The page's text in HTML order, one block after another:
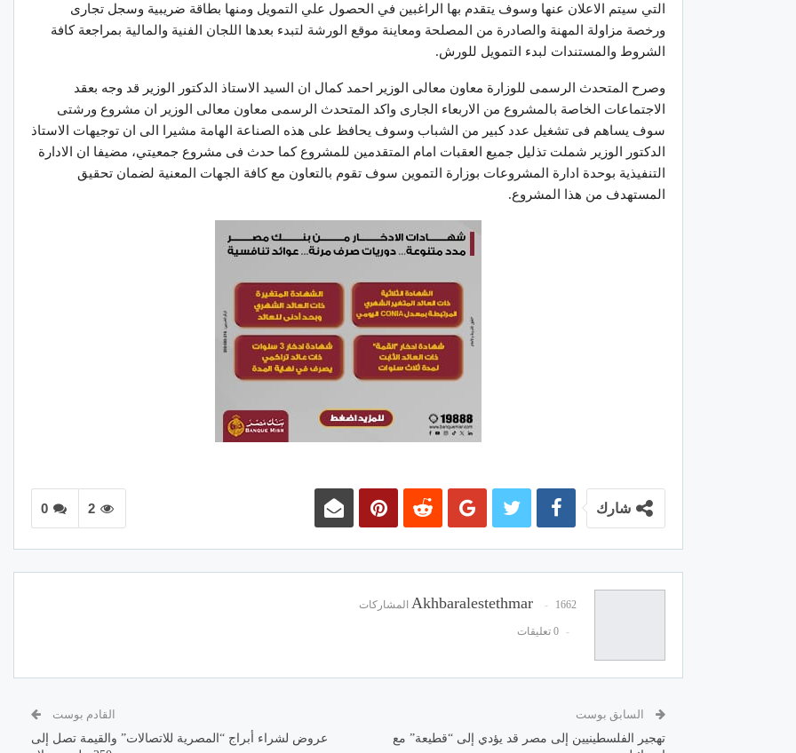
التي سيتم الاعلان عنها وسوف يتقدم بها الراغبين في الحصول علي التمويل ومنها بطاقة ضريبية وسجل تجارى
ورخصة مزاولة المهنة والصادرة من المصلحة ومعاينة موقع الورشة لتبدء بعدها اللجان الفنية والمالية بمراجعة كافة
الشروط والمستندات لبدء التمويل للورش.
وصرح المتحدث الرسمى للوزارة معاون معالى الوزير احمد كمال ان السيد الاستاذ الدكتور الوزير قد وجه بعقد
الاجتماعات الخاصة بالمشروع من الاربعاء الجارى واكد المتحدث الرسمى معاون معالى الوزير ان مشروع ورشتى
سوف يساهم فى تشغيل عدد كبير من الشباب وسوف يحافظ على هذه الصناعة الهامة مشيرا الى ان توجيهات الاستاذ
الدكتور الوزير شملت تذليل جميع العقبات امام المتقدمين للمشروع كما حدث فى مشروع جمعيتي، مضيفا ان الادارة
التنفيذية بوحدة ادارة المشروعات بوزارة التموين سوف تقوم بالتعاون مع كافة الجهات المعنية لضمان تحقيق
المستهدف من هذا المشروع.
0 2 شارك
Akhbaralestethmar 1662 المشاركات
0 تعليقات
السابق بوست
تهجير الفلسطينيين إلى مصر قد يؤدي إلى “قطيعة” مع
القادم بوست
عروض لشراء أبراج “المصرية للاتصالات” والقيمة تصل إلى